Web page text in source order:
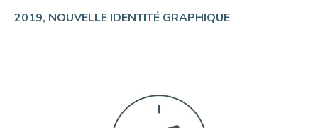
2019, NOUVELLE IDENTITÉ GRAPHIQUE